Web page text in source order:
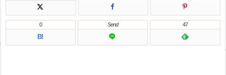
B!
0 Send 47